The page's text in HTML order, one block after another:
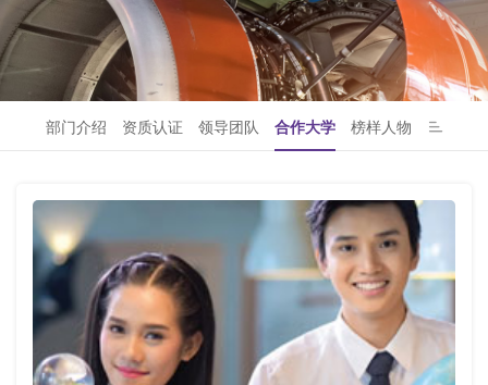
部门介绍 资质认证 领导团队 合作大学 榜样人物